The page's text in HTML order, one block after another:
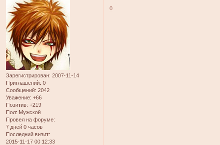
Зарегистрирован: 2007-11-14
Приглашений: 0
Сообщений: 2042
Уважение: +66
Позитив: +219
Пол: Мужской
Провел на форуме:
7 дней 0 часов
Последний визит:
2015-11-17 00:12:33
0